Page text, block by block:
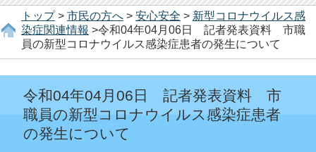
トップ> 市民の方へ > 安心安全 > 新型コロナウイルス感
染症関連情報 >令和04年04月06日 記者発表資料 市職
員の新型コロナウイルス感染症患者の発生について
令和04年04月06日 記者発表資料 市
職員の新型コロナウイルス感染症患者
の発生について